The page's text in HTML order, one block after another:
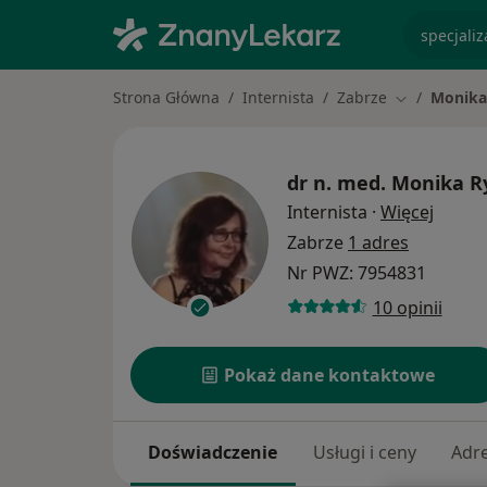
Strona Główna Internista Zabrze Zmień miasto
dr n. med. Monika
Internista · Więcej
Zabrze 1 adres
Nr PWZ: 7954831
10 opinii
Pokaż dane kontaktowe
Doświadczenie Usługi i ceny